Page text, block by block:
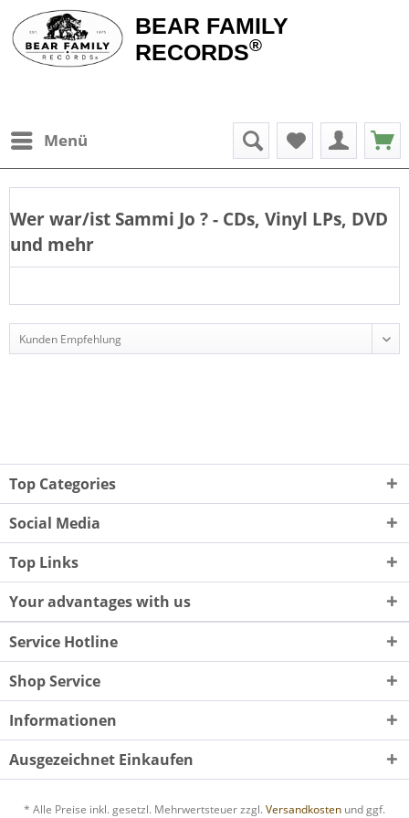
BEAR FAMILY
RECORDS®
Menü
Wer war/ist Sammi Jo ? - CDs, Vinyl LPs, DVD
und mehr
Top Categories
Social Media
Top Links
Your advantages with us
Service Hotline
Shop Service
Informationen
Ausgezeichnet Einkaufen
* Alle Preise inkl. gesetzl. Mehrwertsteuer zzgl. Versandkosten und ggf.